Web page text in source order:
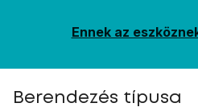
Ennek az
Berendezés típusa